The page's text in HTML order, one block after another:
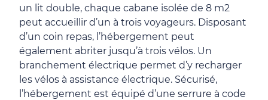
un lit double, chaque cabane isolée de 8 m2
peut accueillir d’un à trois voyageurs. Disposant
d’un coin repas, l’hébergement peut
également abriter jusqu’à trois vélos. Un
branchement électrique permet d’y recharger
les vélos à assistance électrique. Sécurisé,
l’hébergement est équipé d’une serrure à code